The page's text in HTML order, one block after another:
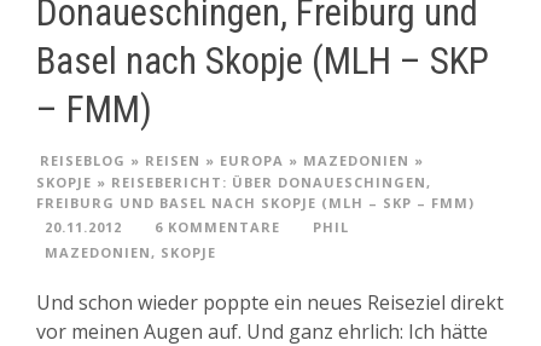
Donaueschingen, Freiburg und
Basel nach Skopje (MLH – SKP
– FMM)
REISEBLOG » REISEN » EUROPA » MAZEDONIEN »
SKOPJE » REISEBERICHT: ÜBER DONAUESCHINGEN,
FREIBURG UND BASEL NACH SKOPJE (MLH – SKP – FMM)
20.11.2012
6 KOMMENTARE
PHIL
MAZEDONIEN, SKOPJE
Und schon wieder poppte ein neues Reiseziel direkt
vor meinen Augen auf. Und ganz ehrlich: Ich hätte